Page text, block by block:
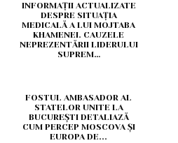
INFORMAȚII ACTUALIZATE
DESPRE SITUAȚIA
MEDICALĂ A LUI MOJTABA
KHAMENEI. CAUZELE
NEPREZENTĂRII LIDERULUI
SUPREM…
FOSTUL AMBASADOR AL
STATELOR UNITE LA
BUCUREȘTI DETALIAZĂ
CUM PERCEP MOSCOVA ȘI
EUROPA DE...